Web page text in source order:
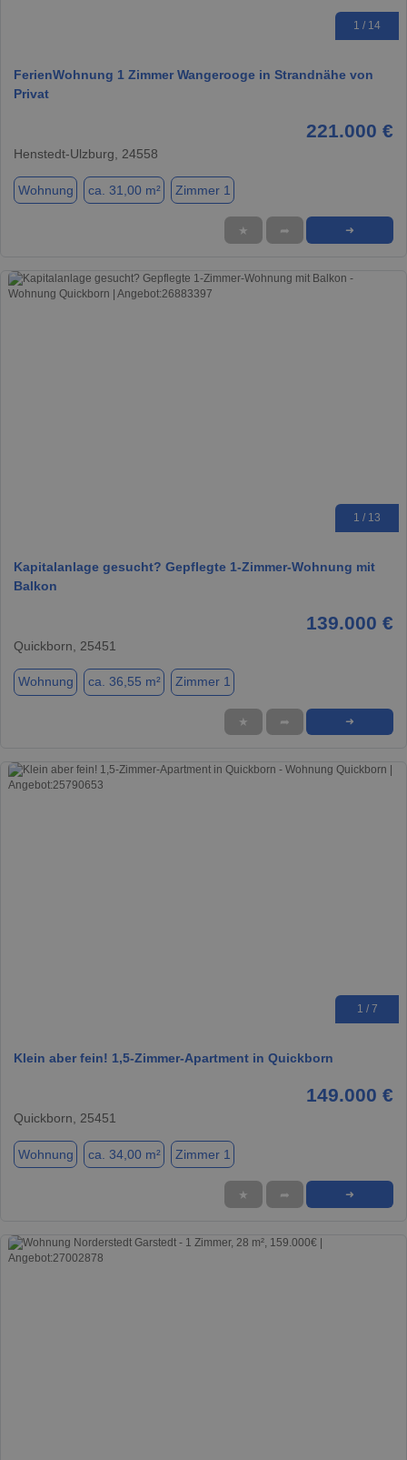
1 / 14
FerienWohnung 1 Zimmer Wangerooge in Strandnähe von
Privat
221.000 €
Henstedt-Ulzburg, 24558
Wohnung ca. 31,00 m² Zimmer 1
★ ➦ ➜
1 / 13
Kapitalanlage gesucht? Gepflegte 1-Zimmer-Wohnung mit
Balkon
139.000 €
Quickborn, 25451
Wohnung ca. 36,55 m² Zimmer 1
★ ➦ ➜
1 / 7
Klein aber fein! 1,5-Zimmer-Apartment in Quickborn
149.000 €
Quickborn, 25451
Wohnung ca. 34,00 m² Zimmer 1
★ ➦ ➜